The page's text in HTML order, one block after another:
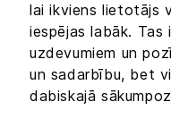
Powered by
lai ikviens lietotājs
iespējas labāk.
uzdevumiem un
un sadarbību, bet
dabiskajā